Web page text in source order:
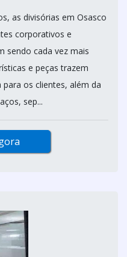
as divisórias em Osasco
corporativos e
sendo cada vez mais
e peças trazem
os clientes, além da
sep...